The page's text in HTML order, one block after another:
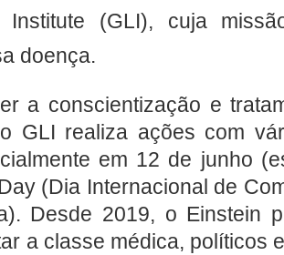
Institute (GLI), cuja
doença.
a conscientização e
GLI realiza ações com
em 12 de junho
(Dia Internacional de
Desde 2019, o Einstein
a classe médica, políticos